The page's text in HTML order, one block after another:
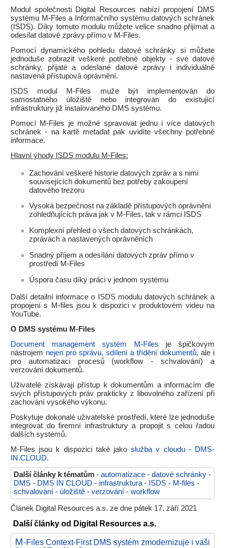
Modul společnosti Digital Resources nabízí propojení DMS
systému M-Files a Informačního systému datových schránek
(ISDS). Díky tomuto modulu můžete velice snadno přijímat a
odesílat datové zprávy přímo v M-Files.
Pomocí dynamického pohledu datové schránky si můžete
jednoduše zobrazit veškeré potřebné objekty - své datové
schránky, přijaté a odeslané datové zprávy i individuálně
nastavená přístupová oprávnění.
ISDS modul M-Files muže být implementován do
samostatného úložiště nebo integrován do existující
infrastruktury již instalovaného DMS systému.
Pomocí M-Files je možné spravovat jednu i více datových
schránek - na kartě metadat pak uvidíte všechny potřebné
informace.
Hlavní ýhody ISDS modulu M-Files:
Zachování veškeré historie datových zpráv a s nimi
souvisejících dokumentů bez potřeby zakoupení
datového trezoru
Vysoká bezpečnost na základě přístupových oprávnění
zohledňujících práva jak v M-Files, tak v rámci ISDS
Komplexní přehled o všech datových schránkách,
zprávách a nastavených oprávněních
Snadný příjem a odesílání datových zpráv přímo v
prostředí M-Files
Úspora času díky práci v jednom systému
Další detailní informace o ISDS modulu datových schránek a
propojení s M-files jsou k dispozici v produktovém videu na
YouTube.
O DMS systému M-Files
Document management systém M-Files je špičkovým
nástrojem nejen pro správu, sdílení a třídění dokumentů, ale i
pro automatizaci procesů (workflow - schvalování) a
verzování dokumentů.
Uživatelé získávají přístup k dokumentům a informacím dle
svých přístupových práv prakticky z libovolného zařízení při
zachování vysokého výkonu.
Poskytuje dokonalé uživatelské prostředí, které lze jednoduše
integrovat do firemní infrastruktury a propojit s celou řadou
dalších systémů.
M-Files jsou k dispozici také jakoslužba v cloudu - DMS-
IN.CLOUD.
Další články k tématům - automatizace - datové schránky -
DMS - DMS IN CLOUD - infrastruktura- ISDS - M-files -
schvalování - úložiště - verzování - workflow
Článek Digital Resources a.s. ze dne pátek 17. září 2021
Další články od Digital Resources a.s.
M-Files Context-First DMS systém zmodernizuje i vaši